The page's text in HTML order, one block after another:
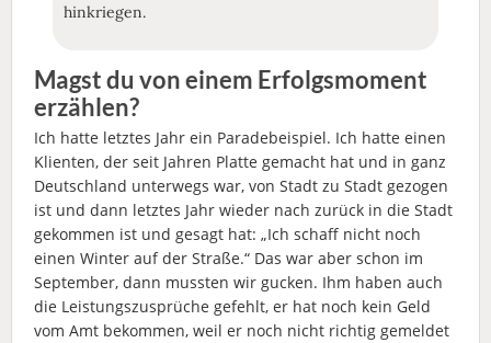
hinkriegen.
Magst du von einem Erfolgsmoment
erzählen?
Ich hatte letztes Jahr ein Paradebeispiel. Ich hatte einen
Klienten, der seit Jahren Platte gemacht hat und in ganz
Deutschland unterwegs war, von Stadt zu Stadt gezogen
ist und dann letztes Jahr wieder nach zurück in die Stadt
gekommen ist und gesagt hat: „Ich schaff nicht noch
einen Winter auf der Straße.“ Das war aber schon im
September, dann mussten wir gucken. Ihm haben auch
die Leistungszusprüche gefehlt, er hat noch kein Geld
vom Amt bekommen, weil er noch nicht richtig gemeldet